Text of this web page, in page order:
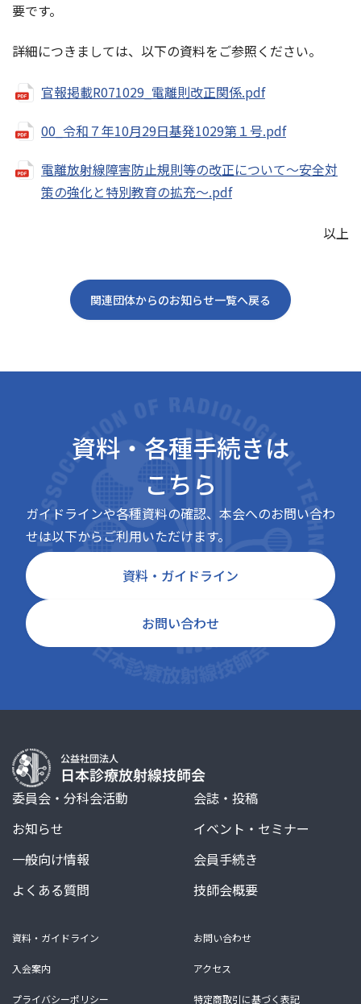
要です。
詳細につきましては、以下の資料をご参照ください。
官報掲載R071029_電離則改正関係.pdf
00_令和７年10月29日基発1029第１号.pdf
電離放射線障害防止規則等の改正について～安全対
策の強化と特別教育の拡充～.pdf
以上
関連団体からのお知らせ一覧へ戻る
資料・各種手続きは
こちら
ガイドラインや各種資料の確認、本会へのお問い合わ
せは以下からご利用いただけます。
資料・ガイドライン
お問い合わせ
委員会・分科会活動
会誌・投稿
お知らせ
イベント・セミナー
一般向け情報
会員手続き
よくある質問
技師会概要
資料・ガイドライン お問い合わせ
入会案内 アクセス
プライバシーポリシー 特定商取引に基づく表記